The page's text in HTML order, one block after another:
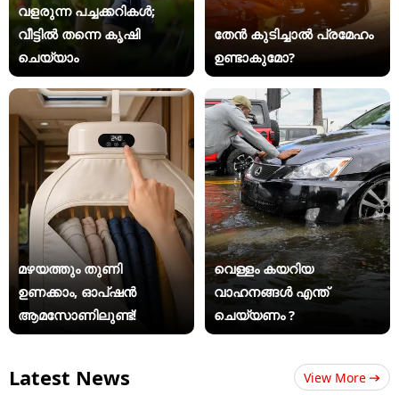
വളരുന്ന പച്ചക്കറികൾ;
വീട്ടിൽ തന്നെ കൃഷി
ചെയ്യാം
തേൻ കുടിച്ചാൽ പ്രമേഹം
ഉണ്ടാകുമോ?
മഴയത്തും തുണി
ഉണക്കാം, ഓപ്ഷൻ
ആമസോണിലുണ്ട്!
വെള്ളം കയറിയ
വാഹനങ്ങൾ എന്ത്
ചെയ്യണം ?
Latest News View More